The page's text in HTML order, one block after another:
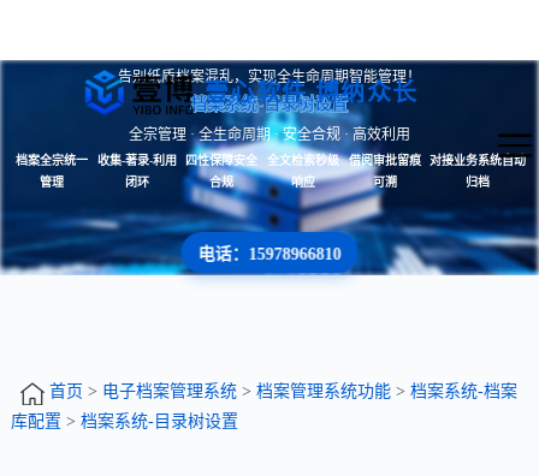
壹心软件 博纳众长
告别纸质档案混乱，实现全生命周期智能管理！
档案系统-目录树设置
全宗管理 · 全生命周期 · 安全合规 · 高效利用
档案全宗统一
管理
收集-著录-利用
闭环
四性保障安全
合规
全文检索秒级
响应
借阅审批留痕
可溯
对接业务系统自动
归档
电话：15978966810
首页 > 电子档案管理系统> 档案管理系统功能> 档案系统-档案
库配置 > 档案系统-目录树设置